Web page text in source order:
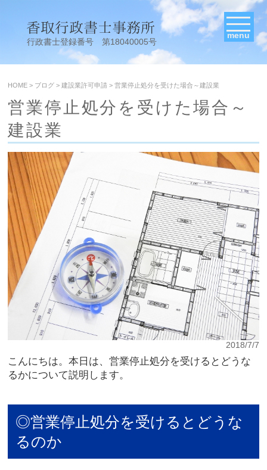
行政書士登録番号 第18040005号
menu
HOME > ブログ >建設業許可申請 >営業停止処分を受けた場合～建設業
営業停止処分を受けた場合～
建設業
2018/7/7
こんにちは。本日は、営業停止処分を受けるとどうな
るかについて説明します。
◎営業停止処分を受けるとどうな
るのか